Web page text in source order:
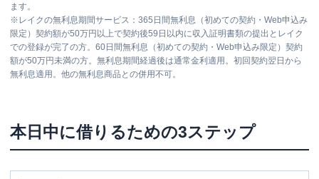
ます。
※ レイクの無利息期間サービス：365日間無利息（初めての契約・Web申込み
限定）契約額が50万円以上で契約後59日以内に収入証明書類の提出とレイク
での登録が完了の方。60日間無利息（初めての契約・Web申込み限定）契約
額が50万円未満の方。無利息期間経過後は通常金利適用。初回契約翌日から
無利息適用。他の無利息商品との併用不可。
本日中に借りるための3ステップ